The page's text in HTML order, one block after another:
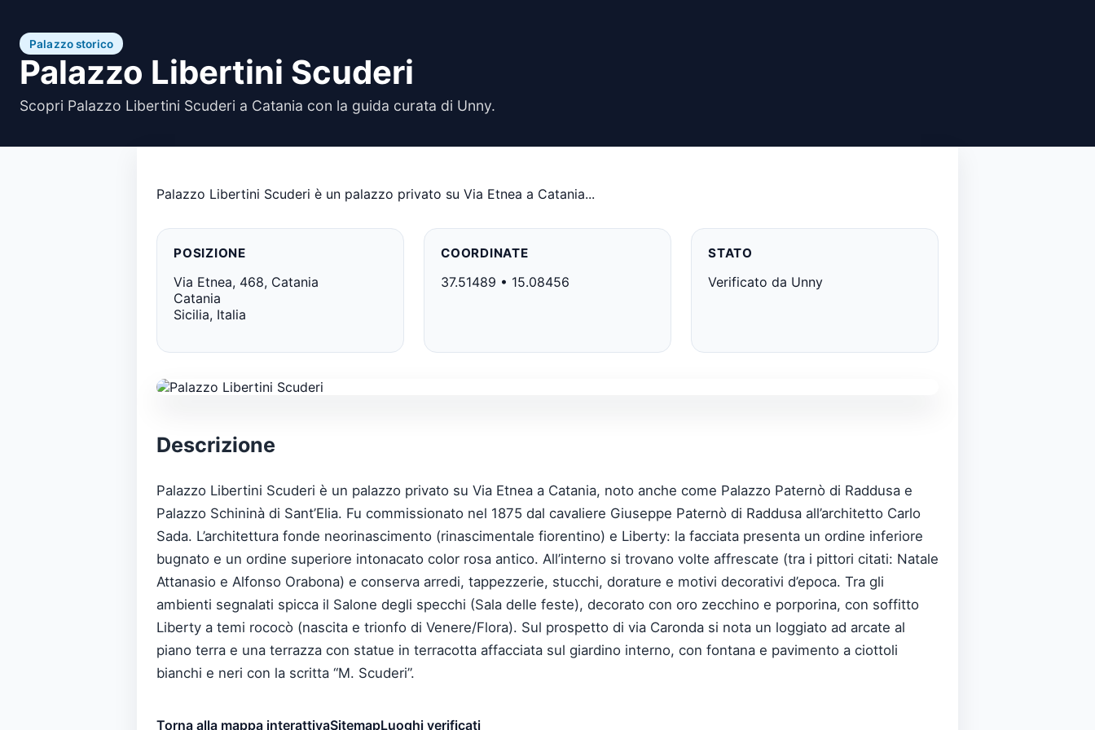
Palazzo storico
Palazzo Libertini Scuderi
Scopri Palazzo Libertini Scuderi a Catania con la guida curata di Unny.
Palazzo Libertini Scuderi è un palazzo privato su Via Etnea a Catania...
POSIZIONE
Via Etnea, 468, Catania
Catania
Sicilia, Italia
COORDINATE
37.51489 • 15.08456
STATO
Verificato da Unny
Descrizione
Palazzo Libertini Scuderi è un palazzo privato su Via Etnea a Catania, noto anche come Palazzo Paternò di Raddusa e
Palazzo Schininà di Sant’Elia. Fu commissionato nel 1875 dal cavaliere Giuseppe Paternò di Raddusa all’architetto Carlo
Sada. L’architettura fonde neorinascimento (rinascimentale fiorentino) e Liberty: la facciata presenta un ordine inferiore
bugnato e un ordine superiore intonacato color rosa antico. All’interno si trovano volte affrescate (tra i pittori citati: Natale
Attanasio e Alfonso Orabona) e conserva arredi, tappezzerie, stucchi, dorature e motivi decorativi d’epoca. Tra gli
ambienti segnalati spicca il Salone degli specchi (Sala delle feste), decorato con oro zecchino e porporina, con soffitto
Liberty a temi rococò (nascita e trionfo di Venere/Flora). Sul prospetto di via Caronda si nota un loggiato ad arcate al
piano terra e una terrazza con statue in terracotta affacciata sul giardino interno, con fontana e pavimento a ciottoli
bianchi e neri con la scritta “M. Scuderi”.
Torna alla mappa interattivaSitemapLuoghi verificati